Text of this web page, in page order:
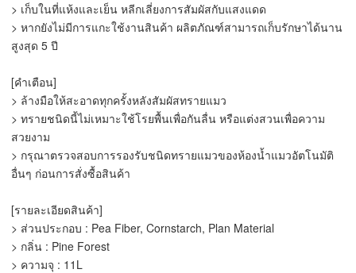
> เก็บในที่แห้งและเย็น หลีกเลี่ยงการสัมผัสกับแสงแดด
> หากยังไม่มีการแกะใช้งานสินค้า ผลิตภัณฑ์สามารถเก็บรักษาได้นาน
สูงสุด 5 ปี
[คำเตือน]
> ล้างมือให้สะอาดทุกครั้งหลังสัมผัสทรายแมว
> ทรายชนิดนี้ไม่เหมาะใช้โรยพื้นเพื่อกันลื่น หรือแต่งสวนเพื่อความ
สวยงาม
> กรุณาตรวจสอบการรองรับชนิดทรายแมวของห้องน้ำแมวอัตโนมัติ
อื่นๆ ก่อนการสั่งซื้อสินค้า
[รายละเอียดสินค้า]
> ส่วนประกอบ : Pea Fiber, Cornstarch, Plan Material
> กลิ่น : Pine Forest
> ความจุ : 11L